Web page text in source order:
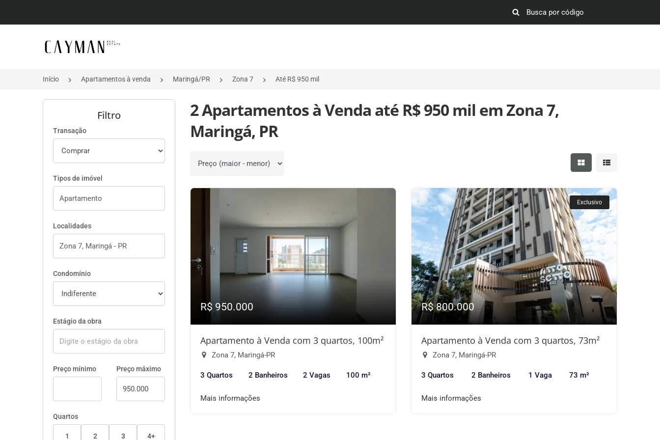
Página inicial
Início Apartamentos à venda Maringá/PR Zona 7 Até R$ 950 mil
Filtro
Transação
Tipos de imóvel
Localidades
Condomínio
Estágio da obra
Preço mínimo Preço máximo
Quartos
1 2 3 4+
2 Apartamentos à Venda até R$ 950 mil em Zona 7,
Maringá, PR
Ordenar por Mostrar resultados em
Mostrar
R$ 950.000
Apartamento à Venda com 3 quartos, 100m²
Zona 7, Maringá-PR
3 Quartos 2 Banheiros 2 Vagas 100 m²
Mais informações
Exclusivo
R$ 800.000
Apartamento à Venda com 3 quartos, 73m²
Zona 7, Maringá-PR
3 Quartos 2 Banheiros 1 Vaga 73 m²
Mais informações